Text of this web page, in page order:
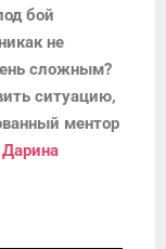
бой
не
сложным?
ситуацию,
ментор
Дарина